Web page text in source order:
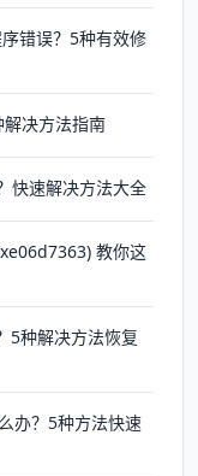
错误？5种有效修
决方法指南
快速解决方法大全
教你这
5种解决方法恢复
办？5种方法快速